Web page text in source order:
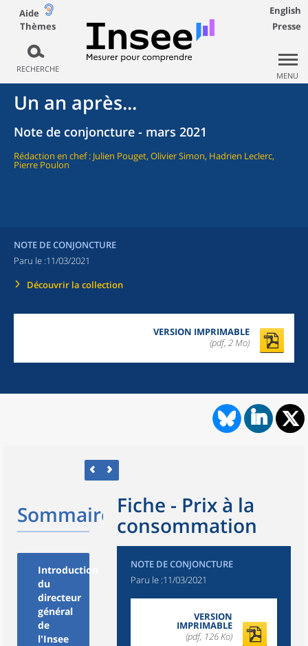
Aide
Thèmes
RECHERCHE
English
Presse
MENU
Un an après...
Note de conjoncture - mars 2021
Rédaction en chef : Julien Pouget, Olivier Simon, Hadrien Leclerc,
Pierre Poulon
NOTE DE CONJONCTURE
Paru le :11/03/2021
Découvrir la collection
VERSION IMPRIMABLE
(pdf, 2 Mo)
Sommaire
Introduction
du
directeur
général
de
l'Insee
Fiche - Prix à la
consommation
NOTE DE CONJONCTURE
Paru le :11/03/2021
VERSION
IMPRIMABLE
(pdf, 126 Ko)